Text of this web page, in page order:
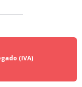
(IVA)